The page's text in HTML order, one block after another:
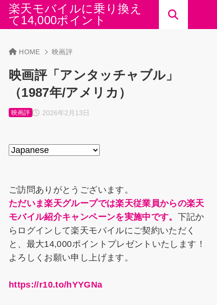
楽天モバイルに乗り換え
て14,000ポイント
HOME 映画評
映画評「アンタッチャブル」
（1987年/アメリカ）
2026年2月13日
映画評
ご訪問ありがとうございます。
ただいま楽天グループでは楽天従業員からの楽天
モバイル紹介キャンペーンを実施中です。 下記か
らログインして楽天モバイルにご契約いただく
と、最大14,000ポイントプレゼントいたします！
よろしくお願い申し上げます。
https://r10.to/hYYGNa